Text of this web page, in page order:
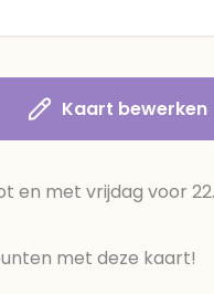
Kaart bewerken
en met vrijdag voor
met deze kaart!